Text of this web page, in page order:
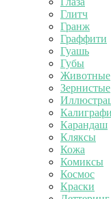
Глитч
Гранж
Граффити
Гуашь
Губы
Животные
Зернистые
Карандаш
Кляксы
Кожа
Комиксы
Космос
Краски